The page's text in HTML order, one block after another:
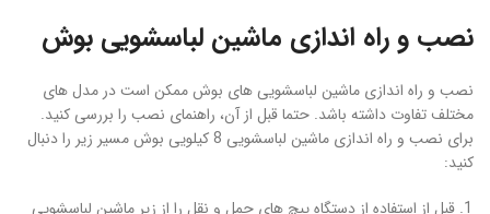
نصب و راه اندازی ماشین لباسشویی بوش
نصب و راه اندازی ماشین لباسشویی های بوش ممکن است در مدل های
مختلف تفاوت داشته باشد. حتما قبل از آن، راهنمای نصب را بررسی کنید.
برای نصب و راه اندازی ماشین لباسشویی 8 کیلویی بوش مسیر زیر را دنبال
کنید:
قبل از استفاده از دستگاه پیچ های حمل و نقل را از زیر ماشین لباسشویی